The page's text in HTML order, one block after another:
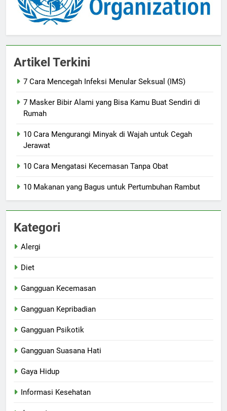
Artikel Terkini
7 Cara Mencegah Infeksi Menular Seksual (IMS)
7 Masker Bibir Alami yang Bisa Kamu Buat Sendiri di
Rumah
10 Cara Mengurangi Minyak di Wajah untuk Cegah
Jerawat
10 Cara Mengatasi Kecemasan Tanpa Obat
10 Makanan yang Bagus untuk Pertumbuhan Rambut
Kategori
Alergi
Diet
Gangguan Kecemasan
Gangguan Kepribadian
Gangguan Psikotik
Gangguan Suasana Hati
Gaya Hidup
Informasi Kesehatan